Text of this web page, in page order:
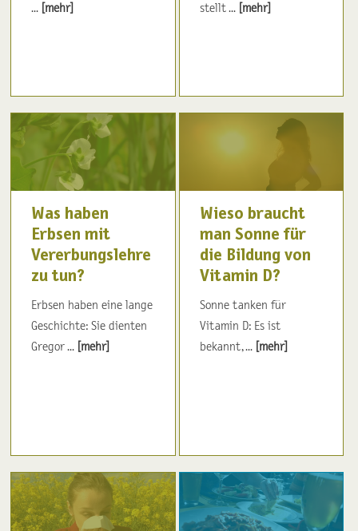
... [mehr]
stellt ... [mehr]
Was haben
Erbsen mit
Vererbungslehre
zu tun?
Erbsen haben eine lange
Geschichte: Sie dienten
Gregor ... [mehr]
Wieso braucht
man Sonne für
die Bildung von
Vitamin D?
Sonne tanken für
Vitamin D: Es ist
bekannt, ... [mehr]